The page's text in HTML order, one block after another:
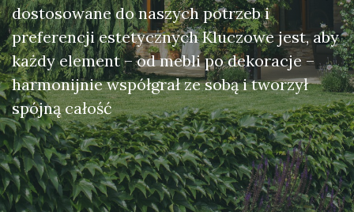
dostosowane do naszych potrzeb i
preferencji estetycznych Kluczowe jest, aby
każdy element – od mebli po dekoracje –
harmonijnie współgrał ze sobą i tworzył
spójną całość